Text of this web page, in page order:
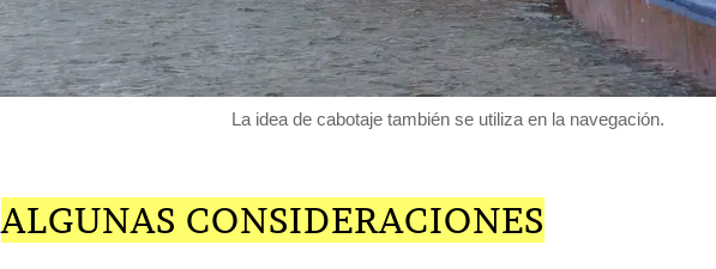
La idea de cabotaje también se utiliza en la navegación.
ALGUNAS CONSIDERACIONES